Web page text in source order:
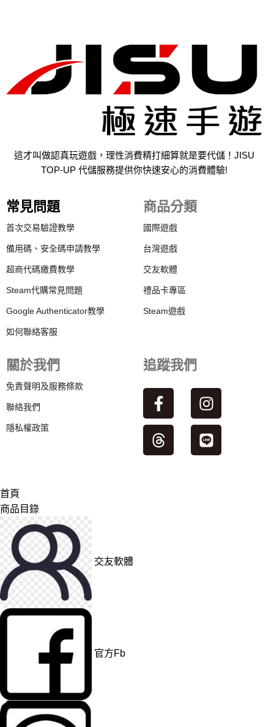
這才叫做認真玩遊戲，理性消費精打細算就是要代儲！JISU
TOP-UP 代儲服務提供你快速安心的消費體驗!
常見問題
首次交易驗證教學
備用碼、安全碼申請教學
超商代碼繳費教學
Steam代購常見問題
Google Authenticator教學
如何聯絡客服
商品分類
國際遊戲
台灣遊戲
交友軟體
禮品卡專區
Steam遊戲
關於我們
免責聲明及服務條款
聯絡我們
隱私權政策
追蹤我們
首頁
商品目錄
交友軟體
官方Fb